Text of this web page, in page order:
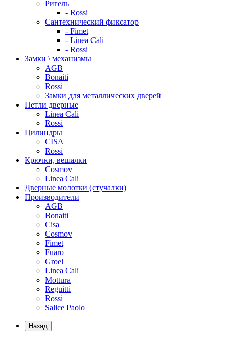
Ригель
- Rossi
Сантехнический фиксатор
- Fimet
- Linea Cali
- Rossi
Замки \ механизмы
AGB
Bonaiti
Rossi
Замки для металлических дверей
Петли дверные
Linea Cali
Rossi
Цилиндры
CISA
Rossi
Крючки, вешалки
Cosmov
Linea Cali
Дверные молотки (стучалки)
Производители
AGB
Bonaiti
Cisa
Cosmov
Fimet
Fuaro
Groel
Linea Cali
Mottura
Reguitti
Rossi
Salice Paolo
Назад